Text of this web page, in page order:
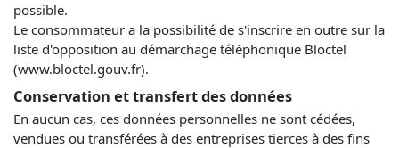
possible.
Le consommateur a la possibilité de s'inscrire en outre sur la
liste d'opposition au démarchage téléphonique Bloctel
(www.bloctel.gouv.fr).
Conservation et transfert des données
En aucun cas, ces données personnelles ne sont cédées,
vendues ou transférées à des entreprises tierces à des fins